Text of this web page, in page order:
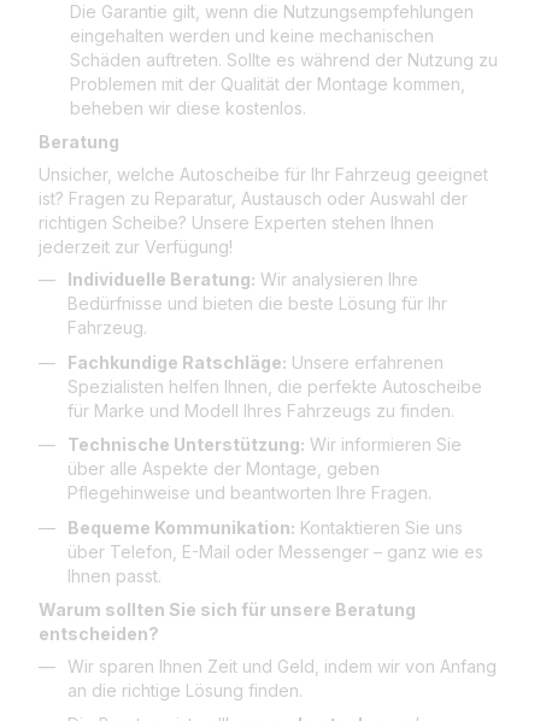
Die Garantie gilt, wenn die Nutzungsempfehlungen
eingehalten werden und keine mechanischen
Schäden auftreten. Sollte es während der Nutzung zu
Problemen mit der Qualität der Montage kommen,
beheben wir diese kostenlos.
Beratung
Unsicher, welche Autoscheibe für Ihr Fahrzeug geeignet
ist? Fragen zu Reparatur, Austausch oder Auswahl der
richtigen Scheibe? Unsere Experten stehen Ihnen
jederzeit zur Verfügung!
Individuelle Beratung: Wir analysieren Ihre
Bedürfnisse und bieten die beste Lösung für Ihr
Fahrzeug.
Fachkundige Ratschläge: Unsere erfahrenen
Spezialisten helfen Ihnen, die perfekte Autoscheibe
für Marke und Modell Ihres Fahrzeugs zu finden.
Technische Unterstützung: Wir informieren Sie
über alle Aspekte der Montage, geben
Pflegehinweise und beantworten Ihre Fragen.
Bequeme Kommunikation: Kontaktieren Sie uns
über Telefon, E-Mail oder Messenger – ganz wie es
Ihnen passt.
Warum sollten Sie sich für unsere Beratung
entscheiden?
Wir sparen Ihnen Zeit und Geld, indem wir von Anfang
an die richtige Lösung finden.